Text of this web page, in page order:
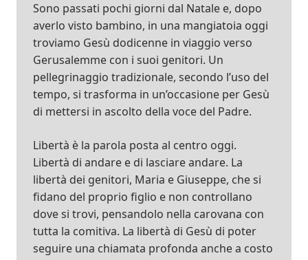
Sono passati pochi giorni dal Natale e, dopo
averlo visto bambino, in una mangiatoia oggi
troviamo Gesù dodicenne in viaggio verso
Gerusalemme con i suoi genitori. Un
pellegrinaggio tradizionale, secondo l’uso del
tempo, si trasforma in un’occasione per Gesù
di mettersi in ascolto della voce del Padre.
Libertà è la parola posta al centro oggi.
Libertà di andare e di lasciare andare. La
libertà dei genitori, Maria e Giuseppe, che si
fidano del proprio figlio e non controllano
dove si trovi, pensandolo nella carovana con
tutta la comitiva. La libertà di Gesù di poter
seguire una chiamata profonda anche a costo